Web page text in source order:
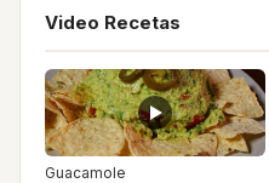
Video Recetas
Guacamole